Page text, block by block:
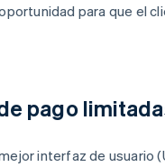
para que el
pago
interfaz de usuario